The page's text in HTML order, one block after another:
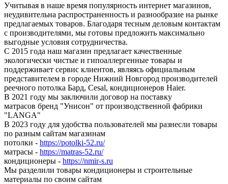
Учитывая в наше время популярность интернет магазинов,
неудивительна распространенность и разнообразие на рынке
предлагаемых товаров. Благодаря тесным деловым контактам
с производителями, мы готовы предложить максимально
выгодные условия сотрудничества.
С 2015 года наш магазин предлагает качественные
экологически чистые и гипоаллергенные товары и
поддерживает сервис клиентов, являясь официальным
представителем в городе Нижний Новгород производителей
реечного потолка Бард, Cesal, кондиционеров Haier.
В 2021 году мы заключили договор на поставку
матрасов бренд "Унисон" от производственной фабрики
"LANGA"
В 2023 году для удобства пользователей мы разнесли товары
по разным сайтам магазинам
потолки - https://potolki-52.ru/
матрасы - https://matras-52.ru/
кондиционеры - https://nmir-s.ru
Мы разделили товары кондиционеры и строительные
материалы по своим сайтам